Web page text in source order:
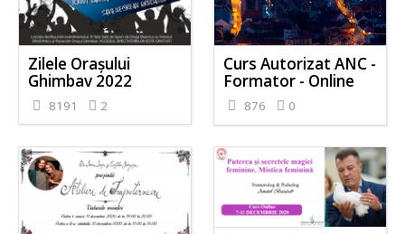
Zilele Orașului
Ghimbav 2022
8191 2
Curs Autorizat ANC -
Formator - Online
876 0